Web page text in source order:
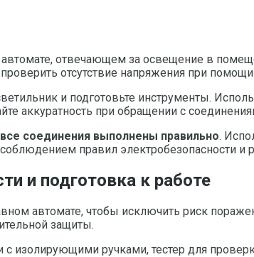
автомате, отвечающем за освещение в
отсутствие напряжения при
и подготовьте инструменты.
аккуратность при обращении с
соединения выполнены правильно.
правил электробезопасности и
и подготовка к работе
автомате, чтобы исключить риск
защиты.
изолирующими ручками, тестер для